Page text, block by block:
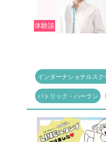
体験談
インターナショナルスク
パトリック・ハーラン